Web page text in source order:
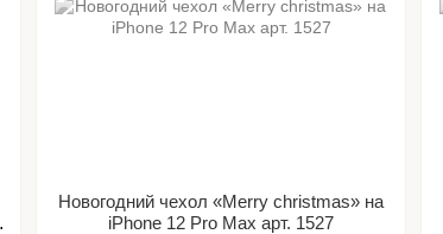
Новогодний чехол «Merry christmas» на
iPhone 12 Pro Max арт. 1527